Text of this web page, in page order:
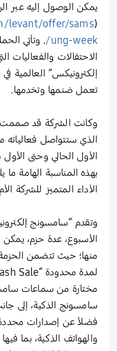
يمكن الوصول إليه عبر
(
levant/offer/sams
ung-week/ . وتأتي
الاحتفالات والفعاليات
إلكترونيكس” العالمية
تعمل ضنمها وتخدمها.
وكانت الشركة قد
الذي ستتواصل
الأول الحالي وحتى الأول
بهذه المناسبة الهامة
الأداء المتميز للشركة
وتقدم “سامسونج
الأسبوع، عدة حزم، يمكن
منها؛ حيث تتضمن
سامسونج الذكية، إلى
فضلاً عن إصدارات محددة
والهواتف الذكية، بما